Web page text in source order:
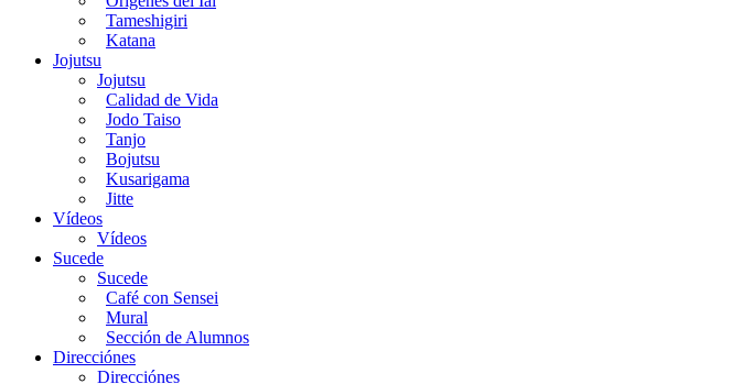
Tameshigiri
Katana
Jojutsu
Jojutsu
Calidad de Vida
Jodo Taiso
Tanjo
Bojutsu
Kusarigama
Jitte
Vídeos
Vídeos
Sucede
Sucede
Café con Sensei
Mural
Sección de Alumnos
Direcciónes
Direcciónes